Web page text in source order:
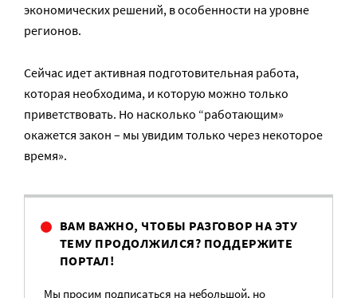
экономических решений, в особенности на уровне
регионов.
Сейчас идет активная подготовительная работа,
которая необходима, и которую можно только
приветствовать. Но насколько “работающим»
окажется закон – мы увидим только через некоторое
время».
ВАМ ВАЖНО, ЧТОБЫ РАЗГОВОР НА ЭТУ
ТЕМУ ПРОДОЛЖИЛСЯ? ПОДДЕРЖИТЕ
ПОРТАЛ!
Мы просим подписаться на небольшой, но